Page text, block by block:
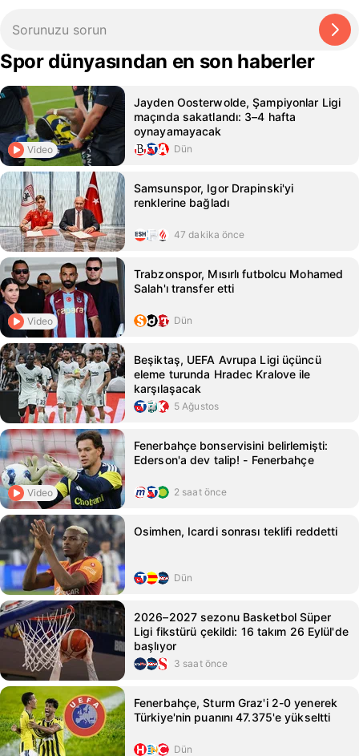
Spor dünyasından en son haberler
Video
Jayden Oosterwolde, Şampiyonlar Ligi
maçında sakatlandı: 3–4 hafta
oynayamayacak
Dün
Samsunspor, Igor Drapinski'yi
renklerine bağladı
47 dakika önce
Video
Trabzonspor, Mısırlı futbolcu Mohamed
Salah'ı transfer etti
Dün
Beşiktaş, UEFA Avrupa Ligi üçüncü
eleme turunda Hradec Kralove ile
karşılaşacak
5 Ağustos
Video
Fenerbahçe bonservisini belirlemişti:
Ederson'a dev talip! - Fenerbahçe
2 saat önce
Osimhen, Icardi sonrası teklifi reddetti
Dün
2026–2027 sezonu Basketbol Süper
Ligi fikstürü çekildi: 16 takım 26 Eylül'de
başlıyor
3 saat önce
Fenerbahçe, Sturm Graz'i 2-0 yenerek
Türkiye'nin puanını 47.375'e yükseltti
Dün